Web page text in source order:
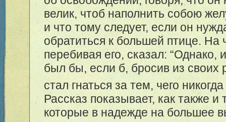
велик, чтоб наполнить собою
и что тому следует, если он
обратиться к большей птице. На
перебивая его, сказал: “Однако,
был бы, если б, бросив из своих
стал гнаться за тем, чего
Рассказ показывает, как также и
которые в надежде на большее